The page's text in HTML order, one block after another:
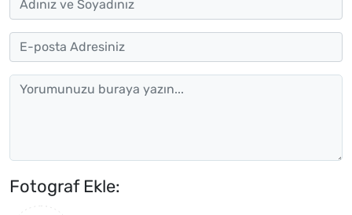
Fotograf Ekle: